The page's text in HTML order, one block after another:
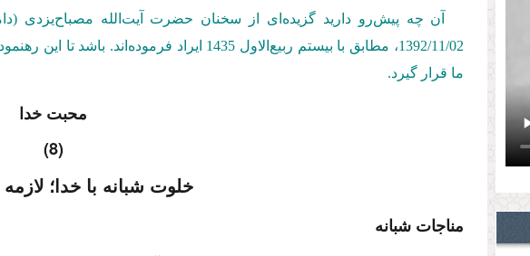
آن چه پیش‌رو دارید گزیده‌ای از سخنان حضرت آیت‌الله مصباح‌یزدی
1392/11/02، مطابق با بیستم ربیع‌الاول 1435
ما قرار گیرد.
محبت خدا
(8)
خلوت شبانه با خدا؛
مناجات شبانه